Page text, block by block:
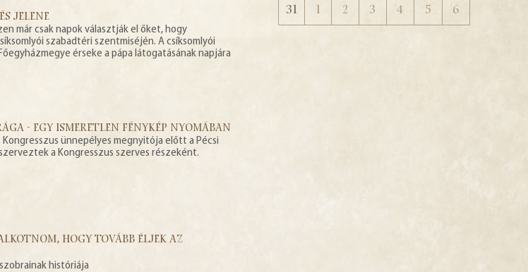
JELENE
már csak napok választják el őket, hogy
szabadtéri szentmiséjén. A csíksomlyói
érseke a pápa látogatásának napjára
- EGY ISMERETLEN FÉNYKÉP NYOMÁBAN
ünnepélyes megnyitója előtt a Pécsi
a Kongresszus szerves részeként.
HOGY TOVÁBB ÉLJEK AZ
históriája
31
1 2 3 4 5 6